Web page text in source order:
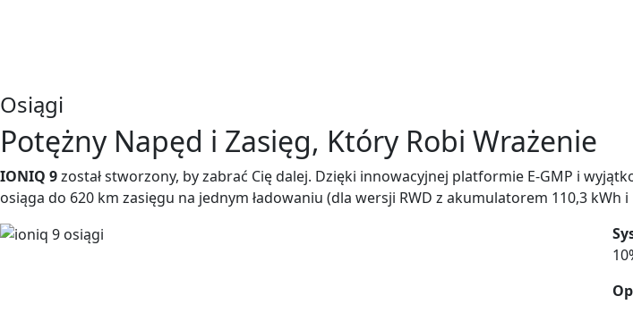
Osiągi
Potężny Napęd i Zasięg, Który Robi Wrażenie
IONIQ 9został stworzony, by zabrać Cię dalej. Dzięki innowacyjnej platformie E-GMP i
osiąga do 620 km zasięgu na jednym ładowaniu (dla wersji RWD z akumulatorem 110,3 kWh